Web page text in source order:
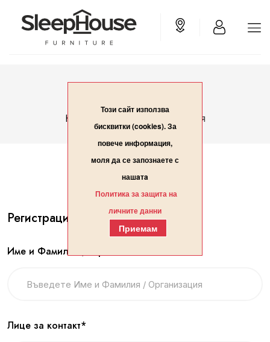
Начало Вход/Регистрация
Регистрация
Име и Фамилия / Организация*
Лице за контакт*
Този сайт използва
бисквитки (cookies). За
повече информация,
моля да се запознаете с
нашaтa
Политика за защита на
личните данни
Приемам